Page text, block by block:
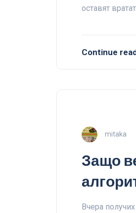
оставят
Continue
mitaka
Защо
Вчера